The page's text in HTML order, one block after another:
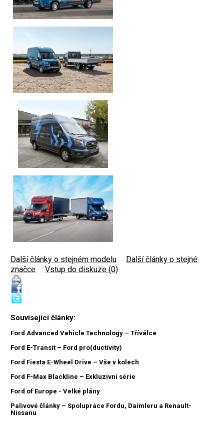
Další články o stejném modelu
Další články o stejné
značce
Vstup do diskuze (0)
Související články:
Ford Advanced Vehicle Technology – Tříválce
Ford E-Transit – Ford pro(ductivity)
Ford Fiesta E-Wheel Drive – Vše v kolech
Ford F-Max Blackline – Exkluzivní série
Ford of Europe - Velké plány
Palivové články – Spolupráce Fordu, Daimleru a Renault-
Nissanu